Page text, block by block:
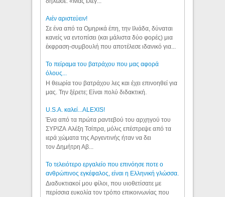
Aιέν αριστεύειν!
Σε ένα από τα Ομηρικά έπη, την Ιλιάδα, δύναται
κανείς να εντοπίσει (και μάλιστα δύο φορές) μια
έκφραση-συμβουλή που αποτέλεσε ιδανικό για...
Το πείραμα του βατράχου που μας αφορά
όλους...
Η θεωρία του βατράχου λες και έχει επινοηθεί για
μας. Την ξέρετε; Είναι πολύ διδακτική.
U.S.A. καλεί...ALEXIS!
Ένα από τα πρώτα ραντεβού του αρχηγού του
ΣΥΡΙΖΑ Αλέξη Τσίπρα, μόλις επέστρεψε από τα
ιερά χώματα της Αργεντινής ήταν να δει
τον Δημήτρη Αβ...
Το τελειότερο εργαλείο που επινόησε ποτε ο
ανθρώπινος εγκέφαλος, είναι η Ελληνική γλώσσα.
Διαδυκτιακοί μου φίλοι, που υιοθετίσατε με
περίσσια ευκολία τον τρόπο επικοινωνίας που